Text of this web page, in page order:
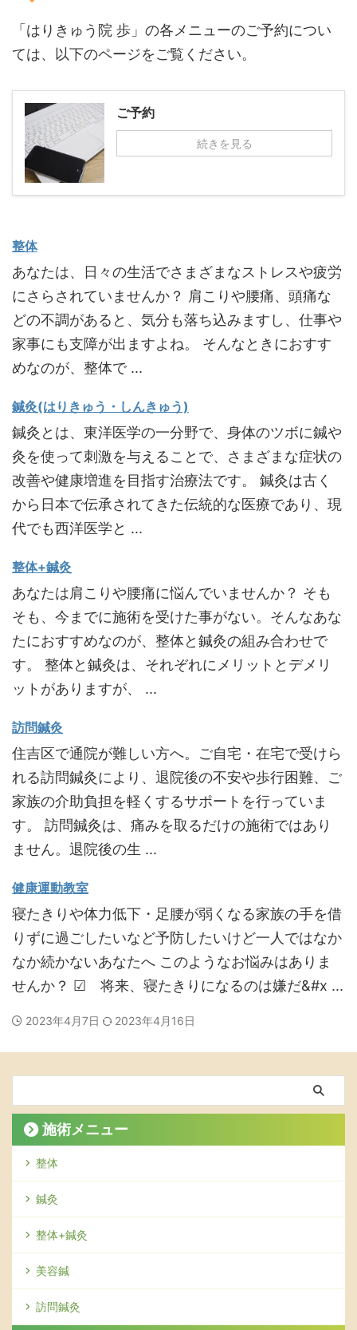
「はりきゅう院 歩」の各メニューのご予約につい
ては、以下のページをご覧ください。
ご予約
続きを見る
整体
あなたは、日々の生活でさまざまなストレスや疲労
にさらされていませんか？ 肩こりや腰痛、頭痛な
どの不調があると、気分も落ち込みますし、仕事や
家事にも支障が出ますよね。 そんなときにおすす
めなのが、整体で ...
鍼灸(はりきゅう・しんきゅう)
鍼灸とは、東洋医学の一分野で、身体のツボに鍼や
灸を使って刺激を与えることで、さまざまな症状の
改善や健康増進を目指す治療法です。 鍼灸は古く
から日本で伝承されてきた伝統的な医療であり、現
代でも西洋医学と ...
整体+鍼灸
あなたは肩こりや腰痛に悩んでいませんか？ そも
そも、今までに施術を受けた事がない。そんなあな
たにおすすめなのが、整体と鍼灸の組み合わせで
す。 整体と鍼灸は、それぞれにメリットとデメリ
ットがありますが、 ...
訪問鍼灸
住吉区で通院が難しい方へ。ご自宅・在宅で受けら
れる訪問鍼灸により、退院後の不安や歩行困難、ご
家族の介助負担を軽くするサポートを行っていま
す。 訪問鍼灸は、痛みを取るだけの施術ではあり
ません。退院後の生 ...
健康運動教室
寝たきりや体力低下・足腰が弱くなる家族の手を借
りずに過ごしたいなど予防したいけど一人ではなか
なか続かないあなたへ このようなお悩みはありま
せんか？ ☑ 将来、寝たきりになるのは嫌だ&#x ...
2023年4月7日 2023年4月16日
施術メニュー
整体
鍼灸
整体+鍼灸
美容鍼
訪問鍼灸